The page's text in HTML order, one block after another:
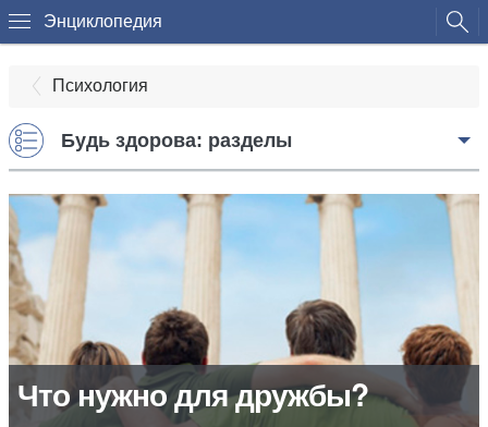
Энциклопедия
Психология
Будь здорова: разделы
Что нужно для дружбы?